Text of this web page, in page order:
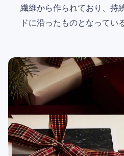
繊維から作られており、持
ドに沿ったものとなっている